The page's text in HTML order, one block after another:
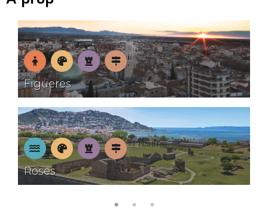
En
família
MuseusPatrimoni
Pobles
amb
encant
Figueres
A
MuseusPatrimoni
Pobles
amb
Roses